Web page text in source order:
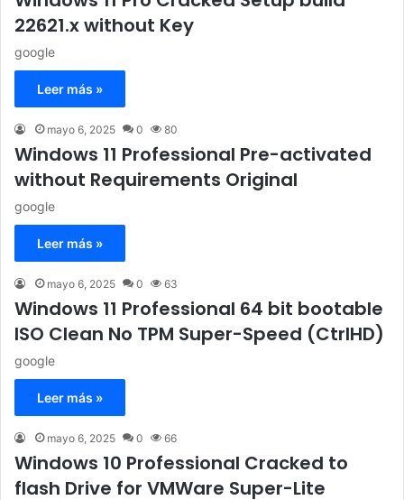
22621.x without Key
google
Leer más »
mayo 6, 2025 0 80
Windows 11 Professional Pre-activated
without Requirements Original
google
Leer más »
mayo 6, 2025 0 63
Windows 11 Professional 64 bit bootable
ISO Clean No TPM Super-Speed (CtrlHD)
google
Leer más »
mayo 6, 2025 0 66
Windows 10 Professional Cracked to
flash Drive for VMWare Super-Lite